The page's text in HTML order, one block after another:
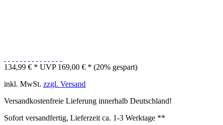
134,99 € * UVP 169,00 € * (20% gespart)
inkl. MwSt. zzgl. Versand
Versandkostenfreie Lieferung innerhalb Deutschland!
Sofort versandfertig, Lieferzeit ca. 1-3 Werktage **